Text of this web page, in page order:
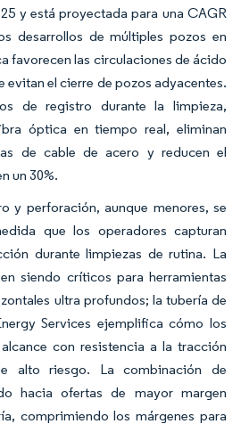
y está proyectada para una CAGR
desarrollos de múltiples pozos en
favorecen las circulaciones de ácido
evitan el cierre de pozos adyacentes.
de registro durante la limpieza,
óptica en tiempo real, eliminan
de cable de acero y reducen el
un 30%.
y perforación, aunque menores, se
que los operadores capturan
durante limpiezas de rutina. La
siendo críticos para herramientas
ultra profundos; la tubería de
Services ejemplifica cómo los
con resistencia a la tracción
alto riesgo. La combinación de
hacia ofertas de mayor margen
comprimiendo los márgenes para